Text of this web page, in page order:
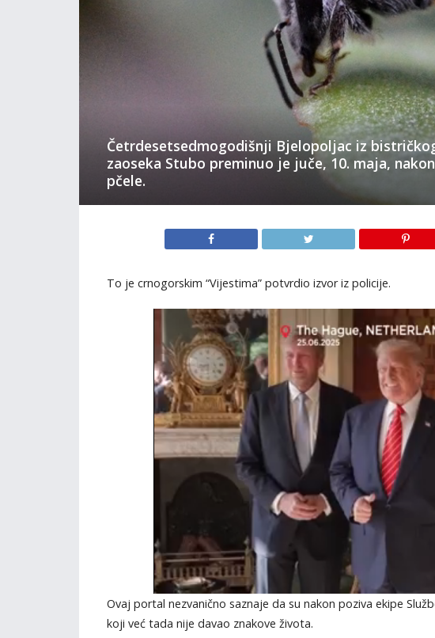
Četrdesetsedmogodišnji Bjelopoljac iz
zaoseka Stubo preminuo je juče, 10. maja,
pčele.
To je crnogorskim “Vijestima” potvrdio izvor iz policije.
Ovaj portal nezvanično saznaje da su nakon poziva ekipe
koji već tada nije davao znakove života.